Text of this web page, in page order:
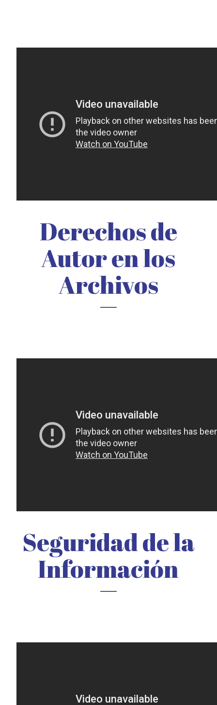
Derechos de
Autor en los
Archivos
Seguridad de la
Información